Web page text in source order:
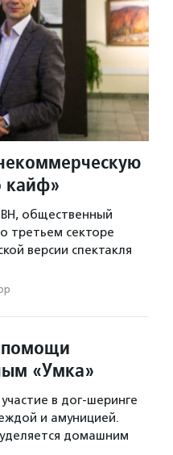
кайф»
общественный
третьем секторе
версии спектакля
«Умка»
в дог-шеринге
и амуницией.
домашним